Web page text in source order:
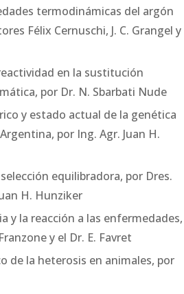
termodinámicas del argón
Félix Cernuschi, J. C. Grangel y
en la sustitución
por Dr. N. Sbarbati Nude
y estado actual de la genética
por Ing. Agr. Juan H.
equilibradora, por Dres.
H. Hunziker
y la reacción a las enfermedades,
y el Dr. E. Favret
de la heterosis en animales, por